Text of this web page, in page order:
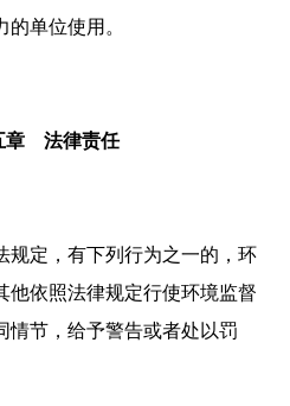
单位使用。
章 法律责任
定，有下列行为之一的，环
他依照法律规定行使环境监督
情节，给予警告或者处以罚